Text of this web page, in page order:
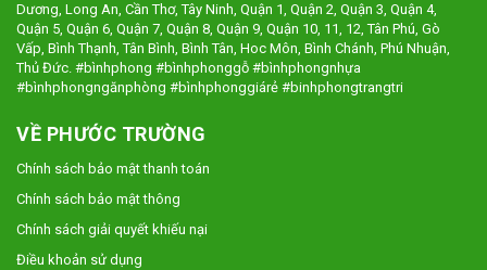
Dương, Long An, Cần Thơ, Tây Ninh, Quận 1, Quận 2, Quận 3, Quận 4,
Quận 5, Quận 6, Quận 7, Quận 8, Quận 9, Quận 10, 11, 12, Tân Phú, Gò
Vấp, Bình Thạnh, Tân Bình, Bình Tân, Hoc Môn, Bình Chánh, Phú Nhuận,
Thủ Đức. #bìnhphong #bìnhphonggỗ #bìnhphongnhựa
#bìnhphongngănphòng #bìnhphonggiárẻ #binhphongtrangtri
VỀ PHƯỚC TRƯỜNG
Chính sách bảo mật thanh toán
Chính sách bảo mật thông
Chính sách giải quyết khiếu nại
Điều khoản sử dụng